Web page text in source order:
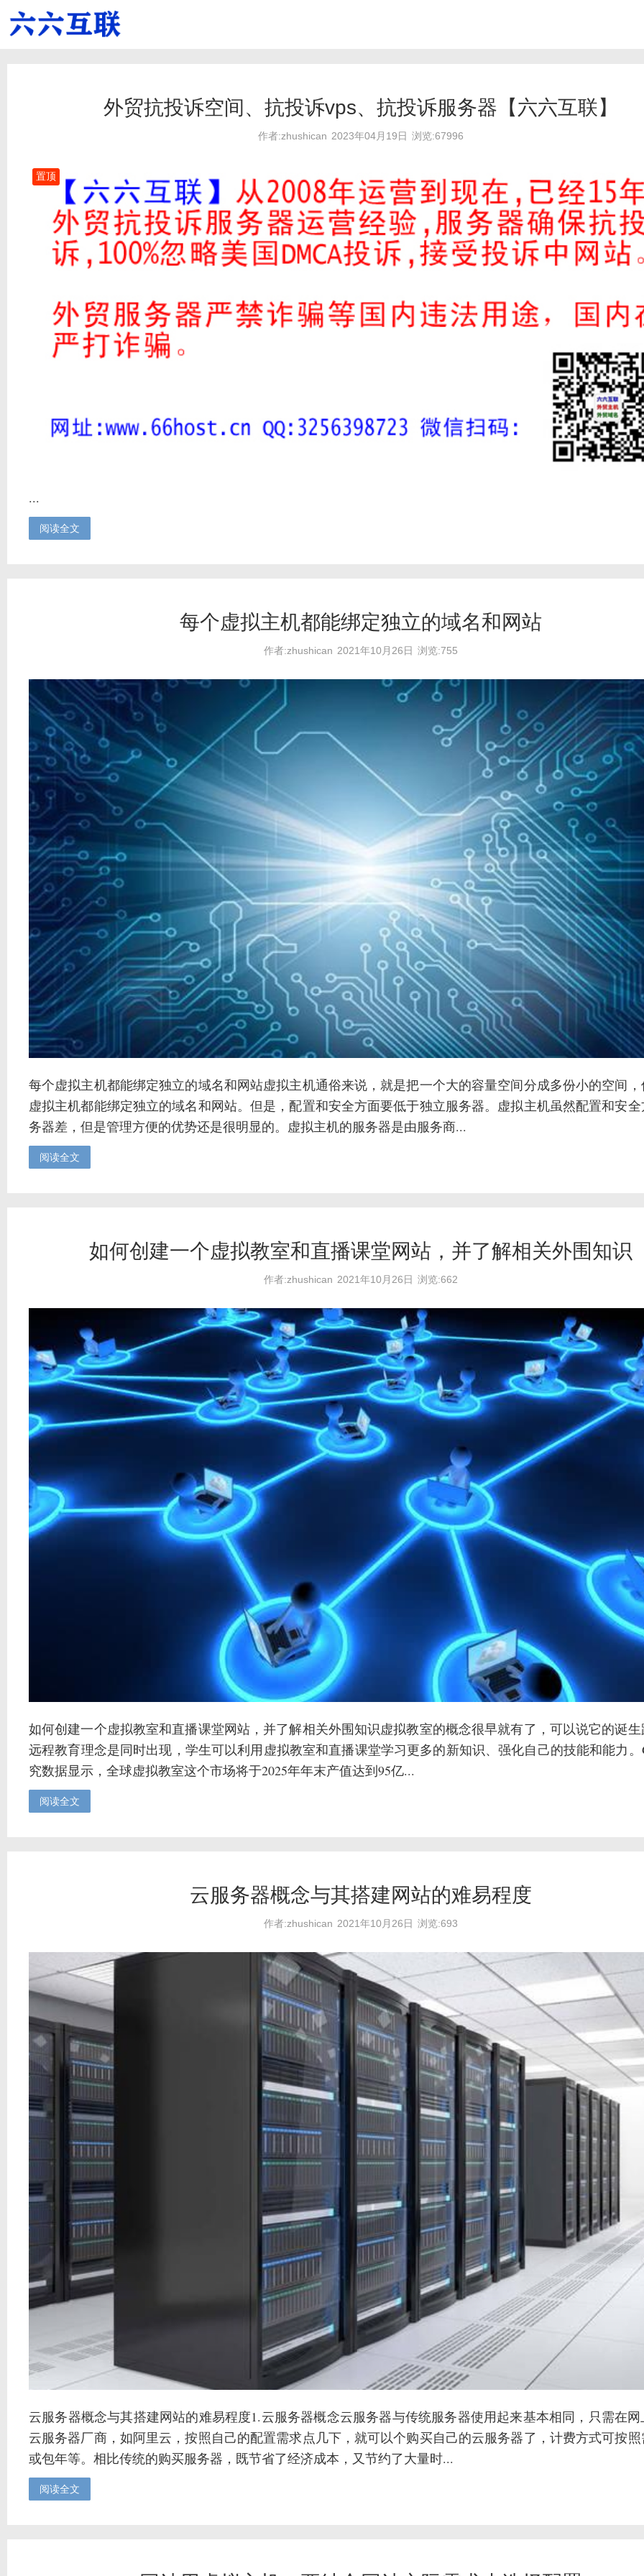
外贸抗投诉空间、抗投诉vps、抗投诉服务器【六六互联】
作者:zhushican 2023年04月19日 浏览:67996
置顶
...
阅读全文
每个虚拟主机都能绑定独立的域名和网站
作者:zhushican 2021年10月26日 浏览:755
每个虚拟主机都能绑定独立的域名和网站虚拟主机通俗来说，就是把一个大的容量空间分成多份小的空间
虚拟主机都能绑定独立的域名和网站。但是，配置和安全方面要低于独立服务器。虚拟主机虽然配置和安
务器差，但是管理方便的优势还是很明显的。虚拟主机的服务器是由服务商...
阅读全文
如何创建一个虚拟教室和直播课堂网站，并了解相关外围知识
作者:zhushican 2021年10月26日 浏览:662
如何创建一个虚拟教室和直播课堂网站，并了解相关外围知识虚拟教室的概念很早就有了，可以说它的诞
远程教育理念是同时出现，学生可以利用虚拟教室和直播课堂学习更多的新知识、强化自己的技能和能力
究数据显示，全球虚拟教室这个市场将于2025年年末产值达到95亿...
阅读全文
云服务器概念与其搭建网站的难易程度
作者:zhushican 2021年10月26日 浏览:693
云服务器概念与其搭建网站的难易程度1.云服务器概念云服务器与传统服务器使用起来基本相同，只需在
云服务器厂商，如阿里云，按照自己的配置需求点几下，就可以个购买自己的云服务器了，计费方式可按
或包年等。相比传统的购买服务器，既节省了经济成本，又节约了大量时...
阅读全文